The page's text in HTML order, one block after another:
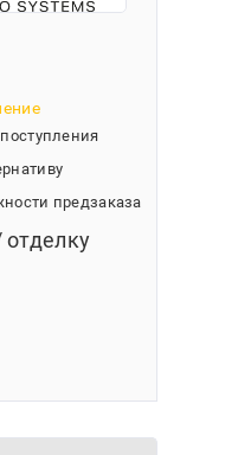
предзаказа